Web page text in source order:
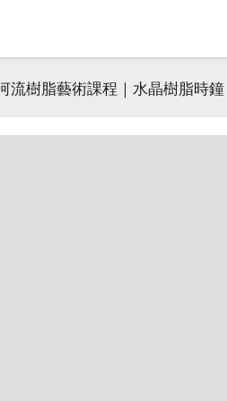
流樹脂藝術課程｜水晶樹脂時鐘